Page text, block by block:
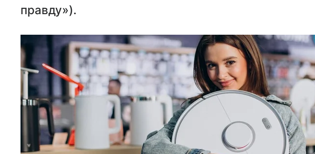
правду»).